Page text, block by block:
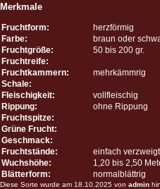
Merkmale
Fruchtform:
herzförmig
Farbe:
braun oder
Fruchtgröße:
50 bis 200 gr.
Fruchtreife:
Fruchtkammern:
mehrkämmrig
Schale:
Fleischigkeit:
vollfleischig
Rippung:
ohne Rippung
Fruchtspitze:
Grüne Frucht:
Geschmack:
Fruchtstände:
einfach verzweigt
Wuchshöhe:
1,20 bis 2,50
Blätterform:
normalblättrig
Diese Sorte wurde am 18.10.2025 von admin